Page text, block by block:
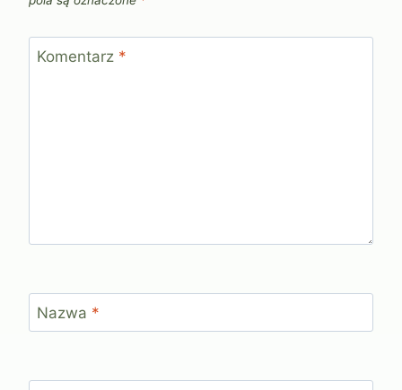
Komentarz *
Nazwa *